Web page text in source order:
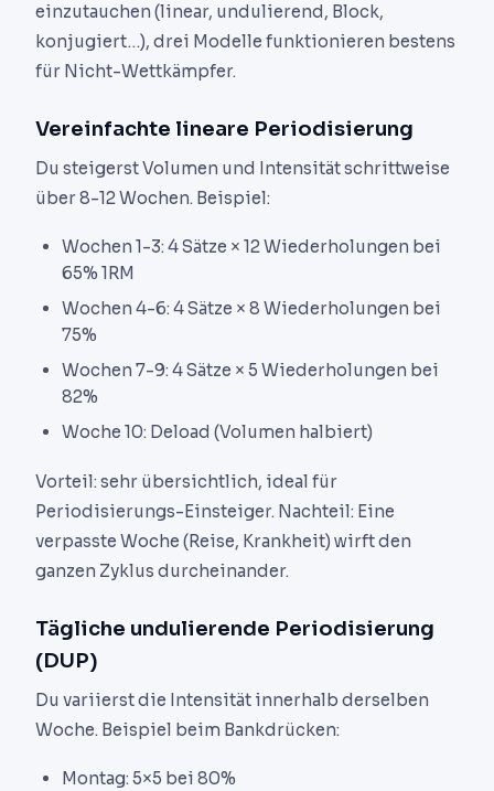
einzutauchen (linear, undulierend, Block,
konjugiert…), drei Modelle funktionieren bestens
für Nicht-Wettkämpfer.
Vereinfachte lineare Periodisierung
Du steigerst Volumen und Intensität schrittweise
über 8-12 Wochen. Beispiel:
Wochen 1-3: 4 Sätze × 12 Wiederholungen bei
65% 1RM
Wochen 4-6: 4 Sätze × 8 Wiederholungen bei
75%
Wochen 7-9: 4 Sätze × 5 Wiederholungen bei
82%
Woche 10: Deload (Volumen halbiert)
Vorteil: sehr übersichtlich, ideal für
Periodisierungs-Einsteiger. Nachteil: Eine
verpasste Woche (Reise, Krankheit) wirft den
ganzen Zyklus durcheinander.
Tägliche undulierende Periodisierung
(DUP)
Du variierst die Intensität innerhalb derselben
Woche. Beispiel beim Bankdrücken:
Montag: 5×5 bei 80%